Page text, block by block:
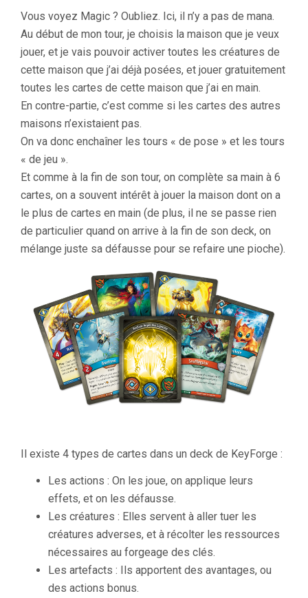
Vous voyez Magic ? Oubliez. Ici, il n’y a pas de mana.
Au début de mon tour, je choisis la maison que je veux
jouer, et je vais pouvoir activer toutes les créatures de
cette maison que j’ai déjà posées, et jouer gratuitement
toutes les cartes de cette maison que j’ai en main.
En contre-partie, c’est comme si les cartes des autres
maisons n’existaient pas.
On va donc enchaîner les tours « de pose » et les tours
« de jeu ».
Et comme à la fin de son tour, on complète sa main à 6
cartes, on a souvent intérêt à jouer la maison dont on a
le plus de cartes en main (de plus, il ne se passe rien
de particulier quand on arrive à la fin de son deck, on
mélange juste sa défausse pour se refaire une pioche).
Il existe 4 types de cartes dans un deck de KeyForge :
Les actions : On les joue, on applique leurs
effets, et on les défausse.
Les créatures : Elles servent à aller tuer les
créatures adverses, et à récolter les ressources
nécessaires au forgeage des clés.
Les artefacts : Ils apportent des avantages, ou
des actions bonus.